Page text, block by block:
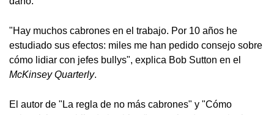
"Hay muchos cabrones en el trabajo. Por 10 años he
estudiado sus efectos: miles me han pedido consejo sobre
cómo lidiar con jefes bullys", explica Bob Sutton en el
McKinsey Quarterly.
El autor de "La regla de no más cabrones" y "Cómo